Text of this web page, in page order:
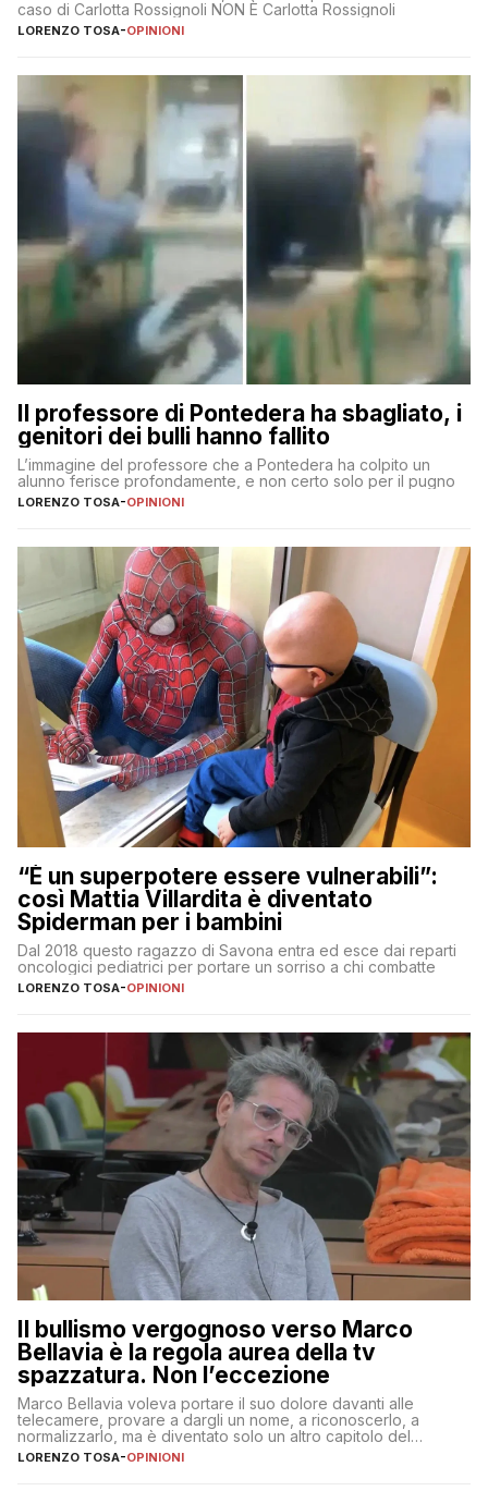
caso di Carlotta Rossignoli NON È Carlotta Rossignoli
LORENZO TOSA-OPINIONI
Il professore di Pontedera ha sbagliato, i
genitori dei bulli hanno fallito
L’immagine del professore che a Pontedera ha colpito un
alunno ferisce profondamente, e non certo solo per il pugno
LORENZO TOSA-OPINIONI
“È un superpotere essere vulnerabili”:
così Mattia Villardita è diventato
Spiderman per i bambini
Dal 2018 questo ragazzo di Savona entra ed esce dai reparti
oncologici pediatrici per portare un sorriso a chi combatte
LORENZO TOSA-OPINIONI
Il bullismo vergognoso verso Marco
Bellavia è la regola aurea della tv
spazzatura. Non l’eccezione
Marco Bellavia voleva portare il suo dolore davanti alle
telecamere, provare a dargli un nome, a riconoscerlo, a
normalizzarlo, ma è diventato solo un altro capitolo del
copione
LORENZO TOSA-OPINIONI